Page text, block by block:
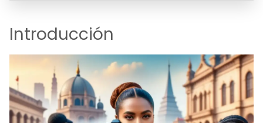
Introducción